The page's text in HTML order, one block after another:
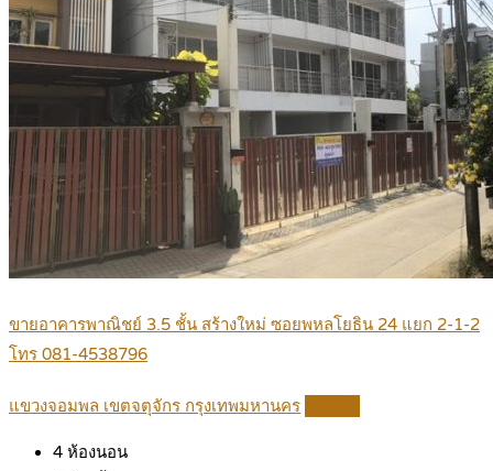
ขายอาคารพาณิชย์ 3.5 ชั้น สร้างใหม่ ซอยพหลโยธิน 24 แยก 2-1-2
โทร 081-4538796
แขวงจอมพล เขตจตุจักร กรุงเทพมหานคร
4 ห้องนอน